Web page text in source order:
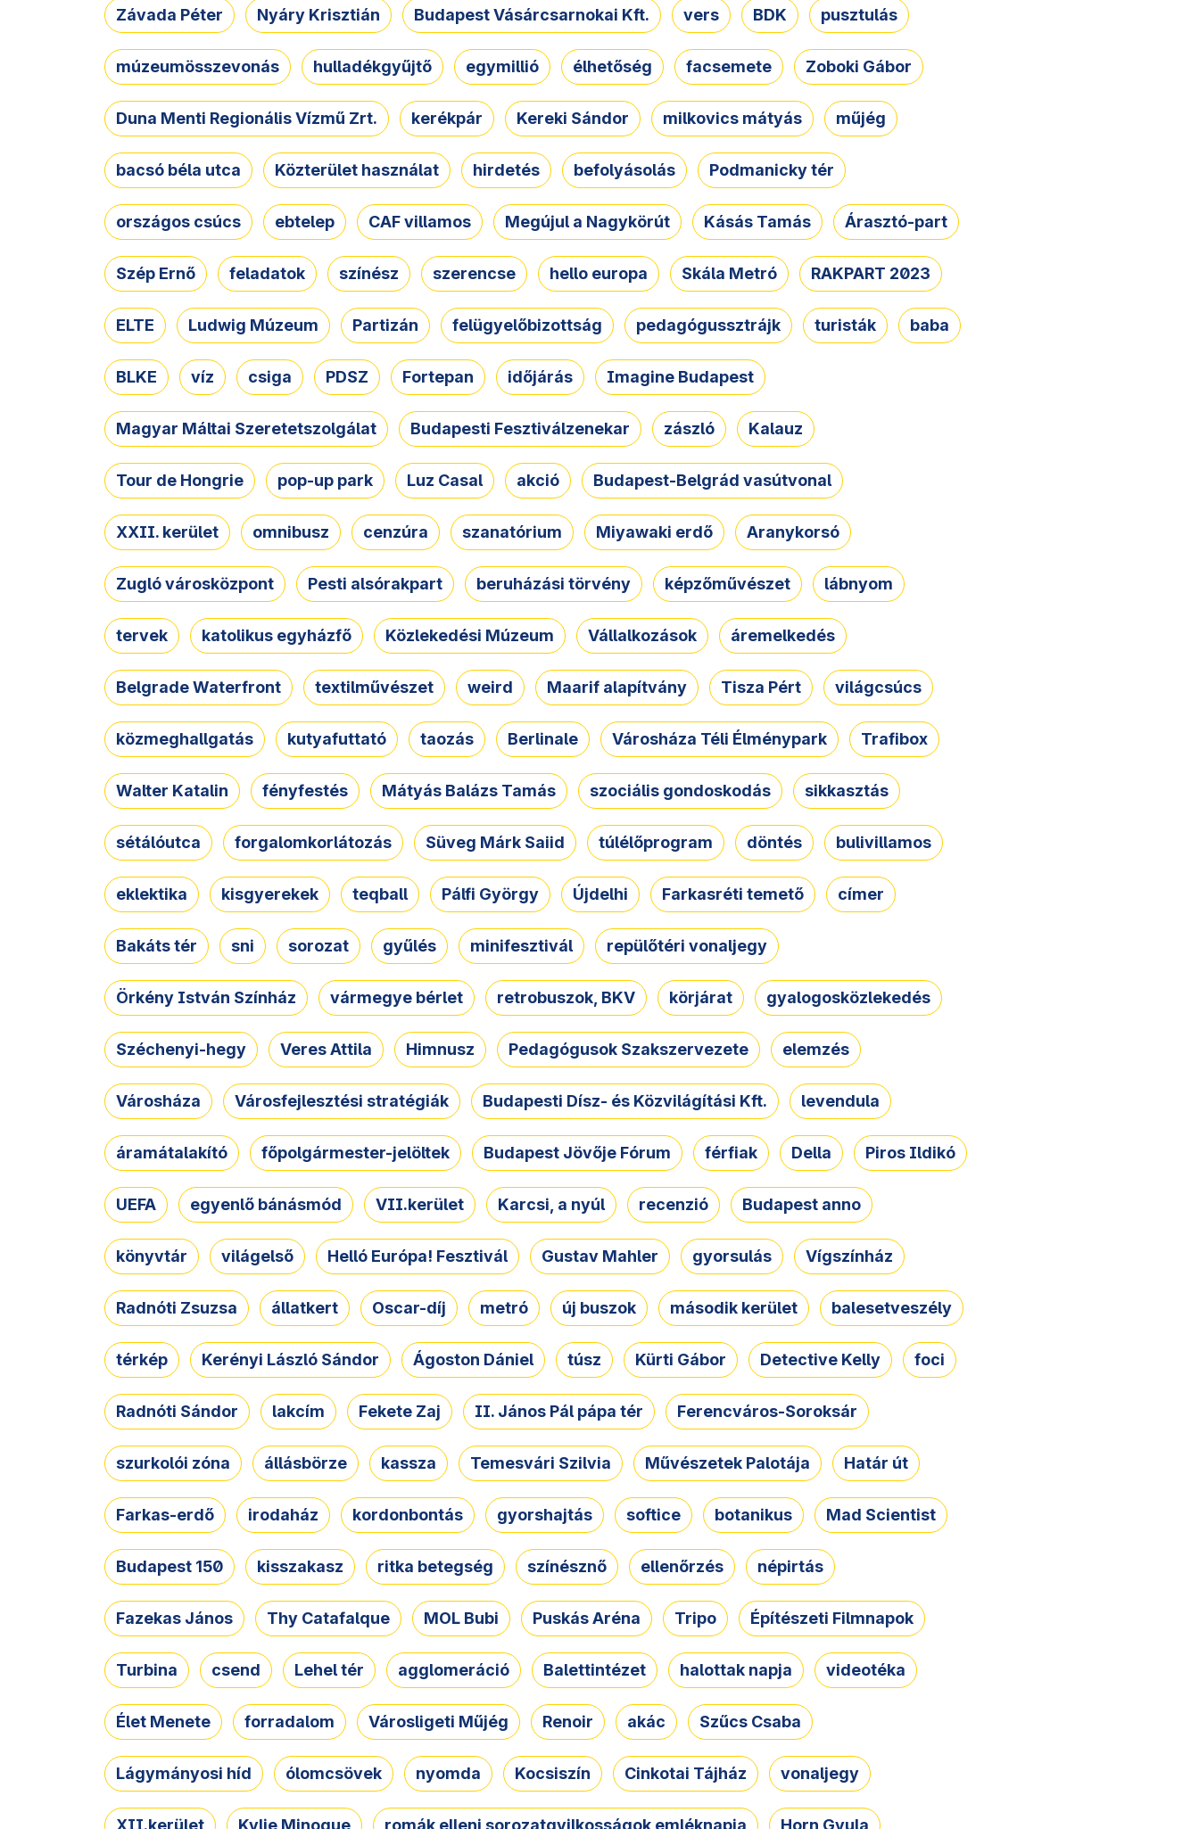
Závada Péter Nyáry Krisztián Budapest Vásárcsarnokai Kft. vers BDK pusztulás
múzeumösszevonás hulladékgyűjtő egymillió élhetőség facsemete Zoboki Gábor
Duna Menti Regionális Vízmű Zrt. kerékpár Kereki Sándor milkovics mátyás műjég
bacsó béla utca Közterület használat hirdetés befolyásolás Podmanicky tér
országos csúcs ebtelep CAF villamos Megújul a Nagykörút Kásás Tamás Árasztó-part
Szép Ernő feladatok színész szerencse hello europa Skála Metró RAKPART 2023
ELTE Ludwig Múzeum Partizán felügyelőbizottság pedagógussztrájk turisták baba
BLKE víz csiga PDSZ Fortepan időjárás Imagine Budapest
Magyar Máltai Szeretetszolgálat Budapesti Fesztiválzenekar zászló Kalauz
Tour de Hongrie pop-up park Luz Casal akció Budapest-Belgrád vasútvonal
XXII. kerület omnibusz cenzúra szanatórium Miyawaki erdő Aranykorsó
Zugló városközpont Pesti alsórakpart beruházási törvény képzőművészet lábnyom
tervek katolikus egyházfő Közlekedési Múzeum Vállalkozások áremelkedés
Belgrade Waterfront textilművészet weird Maarif alapítvány Tisza Pért világcsúcs
közmeghallgatás kutyafuttató taozás Berlinale Városháza Téli Élménypark Trafibox
Walter Katalin fényfestés Mátyás Balázs Tamás szociális gondoskodás sikkasztás
sétálóutca forgalomkorlátozás Süveg Márk Saiid túlélőprogram döntés bulivillamos
eklektika kisgyerekek teqball Pálfi György Újdelhi Farkasréti temető címer
Bakáts tér sni sorozat gyűlés minifesztivál repülőtéri vonaljegy
Örkény István Színház vármegye bérlet retrobuszok, BKV körjárat gyalogosközlekedés
Széchenyi-hegy Veres Attila Himnusz Pedagógusok Szakszervezete elemzés
Városháza Városfejlesztési stratégiák Budapesti Dísz- és Közvilágítási Kft. levendula
áramátalakító főpolgármester-jelöltek Budapest Jövője Fórum férfiak Della Piros Ildikó
UEFA egyenlő bánásmód VII.kerület Karcsi, a nyúl recenzió Budapest anno
könyvtár világelső Helló Európa! Fesztivál Gustav Mahler gyorsulás Vígszínház
Radnóti Zsuzsa állatkert Oscar-díj metró új buszok második kerület balesetveszély
térkép Kerényi László Sándor Ágoston Dániel túsz Kürti Gábor Detective Kelly foci
Radnóti Sándor lakcím Fekete Zaj II. János Pál pápa tér Ferencváros-Soroksár
szurkolói zóna állásbörze kassza Temesvári Szilvia Művészetek Palotája Határ út
Farkas-erdő irodaház kordonbontás gyorshajtás softice botanikus Mad Scientist
Budapest 150 kisszakasz ritka betegség színésznő ellenőrzés népirtás
Fazekas János Thy Catafalque MOL Bubi Puskás Aréna Tripo Építészeti Filmnapok
Turbina csend Lehel tér agglomeráció Balettintézet halottak napja videotéka
Élet Menete forradalom Városligeti Műjég Renoir akác Szűcs Csaba
Lágymányosi híd ólomcsövek nyomda Kocsiszín Cinkotai Tájház vonaljegy
XII.kerület Kylie Minogue romák elleni sorozatgyilkosságok emléknapja Horn Gyula